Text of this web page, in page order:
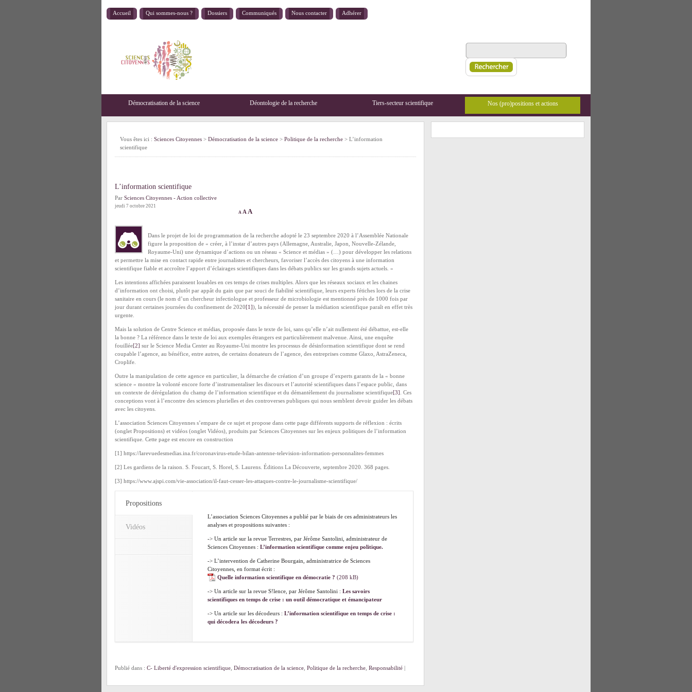
Accueil Qui sommes-nous ? Dossiers Communiqués Nous contacter Adhérer
Démocratisation de la science Déontologie de la recherche Tiers-secteur scientifique Nos (pro)positions et actions
Vous êtes ici : Sciences Citoyennes > Démocratisation de la science > Politique de la recherche > L’information
scientifique
L’information scientifique
Par Sciences Citoyennes - Action collective
jeudi 7 octobre 2021
A A A
Dans le projet de loi de programmation de la recherche adopté le 23 septembre 2020 à l’Assemblée Nationale
figure la proposition de « créer, à l’instar d’autres pays (Allemagne, Australie, Japon, Nouvelle-Zélande,
Royaume-Uni) une dynamique d’actions ou un réseau « Science et médias » (…) pour développer les relations
et permettre la mise en contact rapide entre journalistes et chercheurs, favoriser l’accès des citoyens à une information
scientifique fiable et accroître l’apport d’éclairages scientifiques dans les débats publics sur les grands sujets actuels. »
Les intentions affichées paraissent louables en ces temps de crises multiples. Alors que les réseaux sociaux et les chaines
d’information ont choisi, plutôt par appât du gain que par souci de fiabilité scientifique, leurs experts fétiches lors de la crise
sanitaire en cours (le nom d’un chercheur infectiologue et professeur de microbiologie est mentionné près de 1000 fois par
jour durant certaines journées du confinement de 2020[1]), la nécessité de penser la médiation scientifique paraît en effet très
urgente.
Mais la solution de Centre Science et médias, proposée dans le texte de loi, sans qu’elle n’ait nullement été débattue, est-elle
la bonne ? La référence dans le texte de loi aux exemples étrangers est particulièrement malvenue. Ainsi, une enquête
fouillée[2] sur le Science Media Center au Royaume-Uni montre les processus de désinformation scientifique dont se rend
coupable l’agence, au bénéfice, entre autres, de certains donateurs de l’agence, des entreprises comme Glaxo, AstraZeneca,
Croplife.
Outre la manipulation de cette agence en particulier, la démarche de création d’un groupe d’experts garants de la « bonne
science » montre la volonté encore forte d’instrumentaliser les discours et l’autorité scientifiques dans l’espace public, dans
un contexte de dérégulation du champ de l’information scientifique et du démantèlement du journalisme scientifique[3] . Ces
conceptions vont à l’encontre des sciences plurielles et des controverses publiques qui nous semblent devoir guider les débats
avec les citoyens.
L’association Sciences Citoyennes s’empare de ce sujet et propose dans cette page différents supports de réflexion : écrits
(onglet Propositions) et vidéos (onglet Vidéos), produits par Sciences Citoyennes sur les enjeux politiques de l’information
scientifique. Cette page est encore en construction
[1] https://larevuedesmedias.ina.fr/coronavirus-etude-bilan-antenne-television-information-personnalites-femmes
[2] Les gardiens de la raison. S. Foucart, S. Horel, S. Laurens. Éditions La Découverte, septembre 2020. 368 pages.
[3] https://www.ajspi.com/vie-association/il-faut-cesser-les-attaques-contre-le-journalisme-scientifique/
Propositions
Vidéos
L’association Sciences Citoyennes a publié par le biais de ces administrateurs les
analyses et propositions suivantes :
-> Un article sur la revue Terrestres, par Jérôme Santolini, administrateur de
Sciences Citoyennes : L’information scientifique comme enjeu politique.
-> L’intervention de Catherine Bourgain, administratrice de Sciences
Citoyennes, en format écrit :
Quelle information scientifique en démocratie ?
-> Un article sur la revue S!lence, par Jérôme Santolini : Les savoirs
scientifiques en temps de crise : un outil démocratique et émancipateur
-> Un article sur les décodeurs : L’information scientifique en temps de crise :
qui décodera les décodeurs ?
Publié dans : C- Liberté d'expression scientifique Démocratisation de la science Politique de la recherche Responsabilité |